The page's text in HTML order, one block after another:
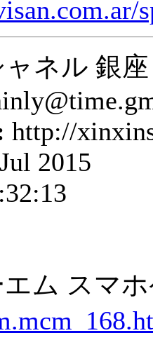
ャネル 銀
http://
2015
エム スマ